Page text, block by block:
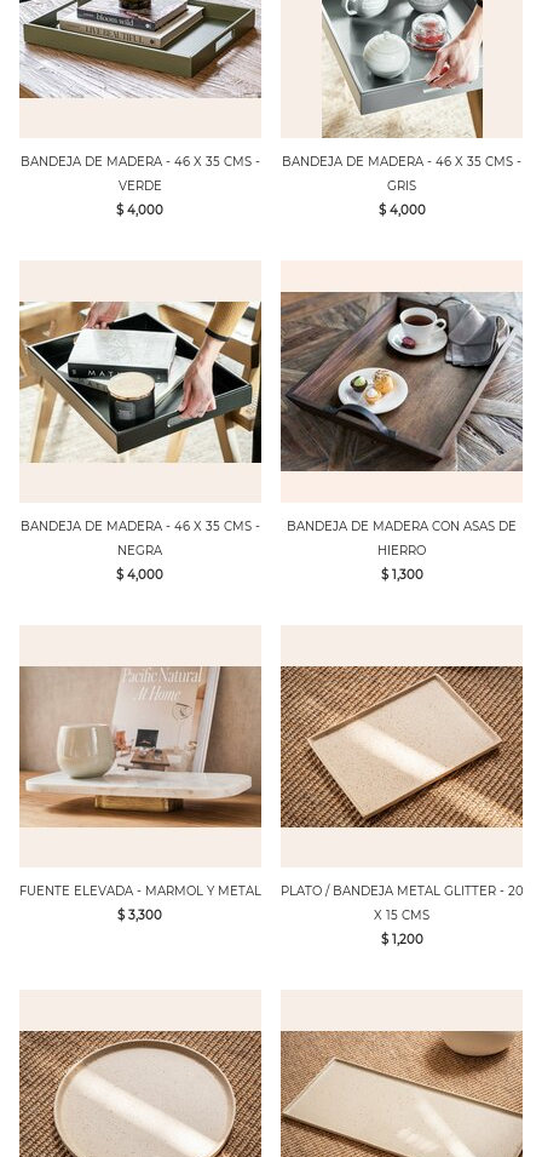
BANDEJA DE MADERA - 46 X 35 CMS -
VERDE
$ 4,000
BANDEJA DE MADERA - 46 X 35 CMS -
GRIS
$ 4,000
BANDEJA DE MADERA - 46 X 35 CMS -
NEGRA
$ 4,000
BANDEJA DE MADERA CON ASAS DE
HIERRO
$ 1,300
FUENTE ELEVADA - MARMOL Y METAL
$ 3,300
PLATO / BANDEJA METAL GLITTER - 20
X 15 CMS
$ 1,200